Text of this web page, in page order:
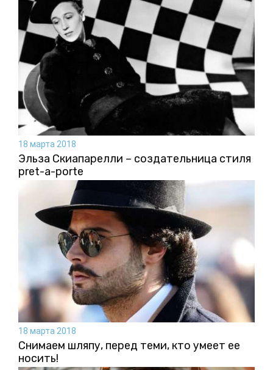
18 марта 2018
Эльза Скиапарелли – создательница стиля
pret-a-porte
18 марта 2018
Снимаем шляпу, перед теми, кто умеет ее
носить!